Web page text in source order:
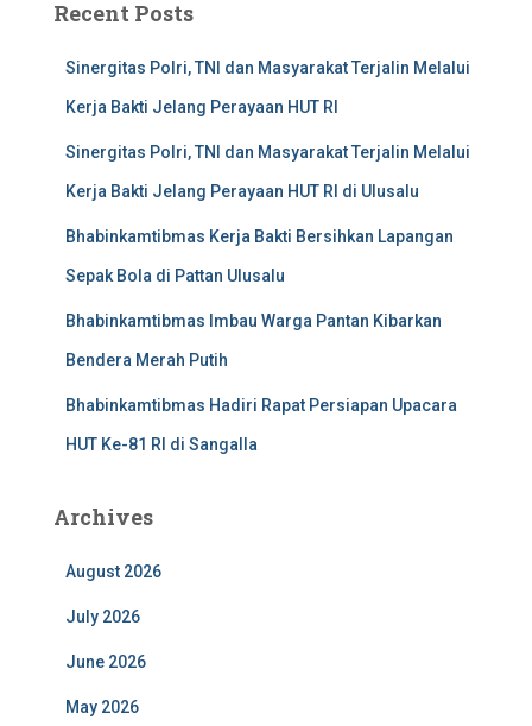
Recent Posts
Sinergitas Polri, TNI dan Masyarakat Terjalin Melalui
Kerja Bakti Jelang Perayaan HUT RI
Sinergitas Polri, TNI dan Masyarakat Terjalin Melalui
Kerja Bakti Jelang Perayaan HUT RI di Ulusalu
Bhabinkamtibmas Kerja Bakti Bersihkan Lapangan
Sepak Bola di Pattan Ulusalu
Bhabinkamtibmas Imbau Warga Pantan Kibarkan
Bendera Merah Putih
Bhabinkamtibmas Hadiri Rapat Persiapan Upacara
HUT Ke-81 RI di Sangalla
Archives
August 2026
July 2026
June 2026
May 2026